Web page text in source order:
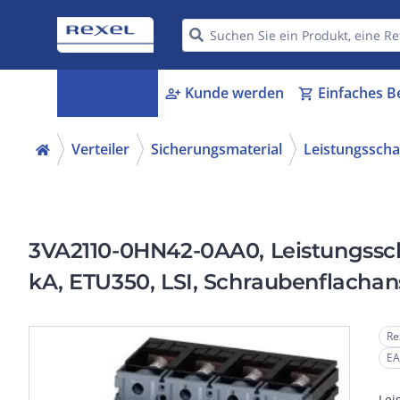
person_add Kunde werden shopping_cart Einfaches
Verteiler Sicherungsmaterial
3VA2110-0HN42-0AA0,
kA, ETU350, LSI,